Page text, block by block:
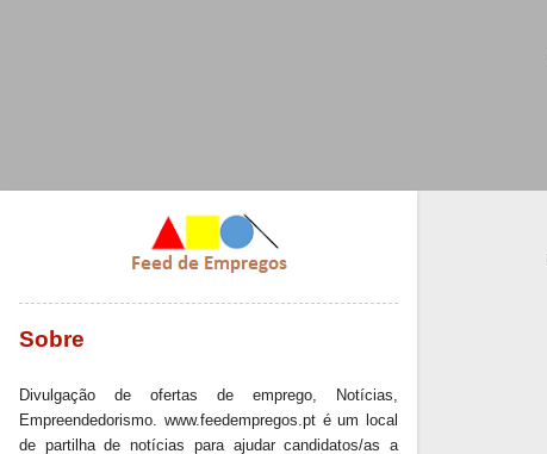
Sobre
Divulgação de ofertas de emprego, Notícias,
Empreendedorismo. www.feedempregos.pt é um local
de partilha de notícias para ajudar candidatos/as a